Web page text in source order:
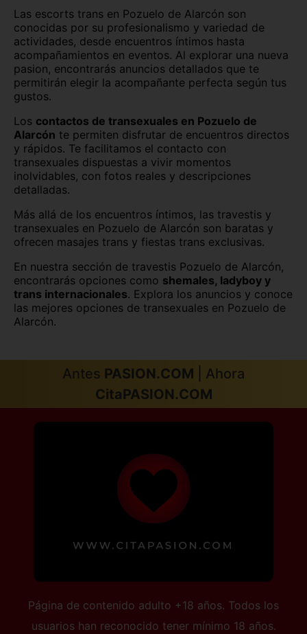
Sevilla capital Soria capital
Tarragona capital Teruel capital
Toledo capital Valencia capital
Zamora capital Zaragoza capital
Las escorts trans en Pozuelo de Alarcón son
conocidas por su profesionalismo y variedad de
actividades, desde encuentros íntimos hasta
acompañamientos en eventos. Al explorar una nueva
pasion, encontrarás anuncios detallados que te
permitirán elegir la acompañante perfecta según tus
gustos.
Los contactos de transexuales en Pozuelo de
Alarcón te permiten disfrutar de encuentros directos
y rápidos. Te facilitamos el contacto con
transexuales dispuestas a vivir momentos
inolvidables, con fotos reales y descripciones
detalladas.
Más allá de los encuentros íntimos, las travestis y
transexuales en Pozuelo de Alarcón son baratas y
ofrecen masajes trans y fiestas trans exclusivas.
En nuestra sección de travestis Pozuelo de Alarcón,
encontrarás opciones como shemales, ladyboy y
trans internacionales. Explora los anuncios y conoce
las mejores opciones de transexuales en Pozuelo de
Alarcón.
Antes PASION.COM | Ahora
CitaPASION.COM
Página de contenido adulto +18 años. Todos los
usuarios han reconocido tener mínimo 18 años.